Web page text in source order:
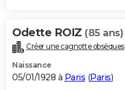
Odette ROIZ (85 ans)
Créer une cagnotte obsèques
Naissance
05/01/1928 à Paris (Paris)